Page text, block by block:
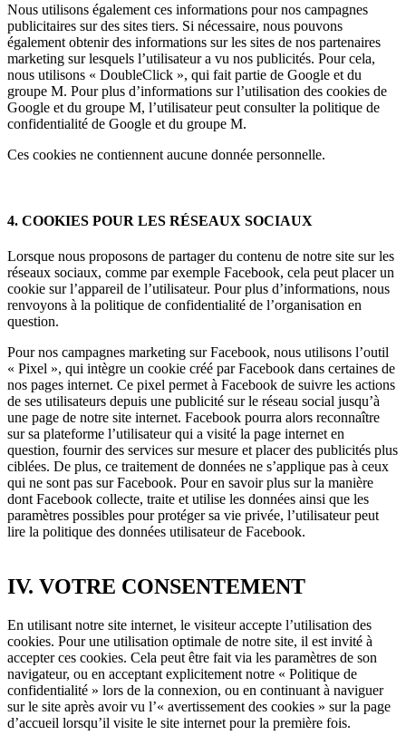
Nous utilisons également ces informations pour nos campagnes
publicitaires sur des sites tiers. Si nécessaire, nous pouvons
également obtenir des informations sur les sites de nos partenaires
marketing sur lesquels l’utilisateur a vu nos publicités. Pour cela,
nous utilisons « DoubleClick », qui fait partie de Google et du
groupe M. Pour plus d’informations sur l’utilisation des cookies de
Google et du groupe M, l’utilisateur peut consulter la politique de
confidentialité de Google et du groupe M.
Ces cookies ne contiennent aucune donnée personnelle.
4. COOKIES POUR LES RÉSEAUX SOCIAUX
Lorsque nous proposons de partager du contenu de notre site sur les
réseaux sociaux, comme par exemple Facebook, cela peut placer un
cookie sur l’appareil de l’utilisateur. Pour plus d’informations, nous
renvoyons à la politique de confidentialité de l’organisation en
question.
Pour nos campagnes marketing sur Facebook, nous utilisons l’outil
« Pixel », qui intègre un cookie créé par Facebook dans certaines de
nos pages internet. Ce pixel permet à Facebook de suivre les actions
de ses utilisateurs depuis une publicité sur le réseau social jusqu’à
une page de notre site internet. Facebook pourra alors reconnaître
sur sa plateforme l’utilisateur qui a visité la page internet en
question, fournir des services sur mesure et placer des publicités plus
ciblées. De plus, ce traitement de données ne s’applique pas à ceux
qui ne sont pas sur Facebook. Pour en savoir plus sur la manière
dont Facebook collecte, traite et utilise les données ainsi que les
paramètres possibles pour protéger sa vie privée, l’utilisateur peut
lire la politique des données utilisateur de Facebook.
IV. VOTRE CONSENTEMENT
En utilisant notre site internet, le visiteur accepte l’utilisation des
cookies. Pour une utilisation optimale de notre site, il est invité à
accepter ces cookies. Cela peut être fait via les paramètres de son
navigateur, ou en acceptant explicitement notre « Politique de
confidentialité » lors de la connexion, ou en continuant à naviguer
sur le site après avoir vu l’« avertissement des cookies » sur la page
d’accueil lorsqu’il visite le site internet pour la première fois.